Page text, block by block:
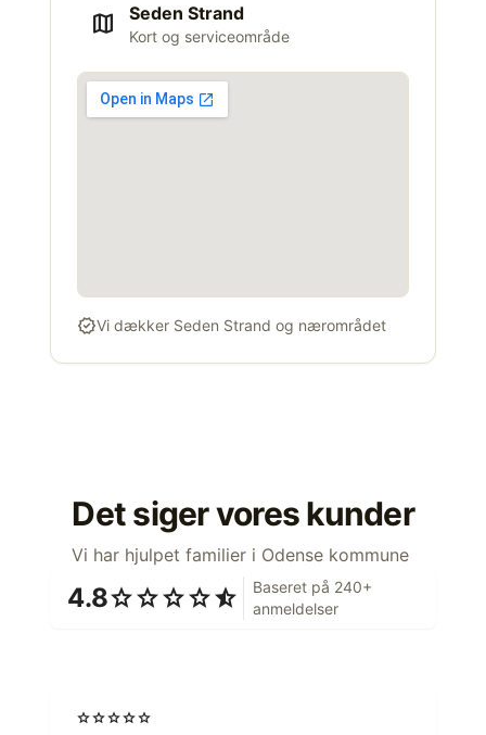
map Seden Strand
Kort og serviceområde
verifiedVi dækker Seden Strand og nærområdet
Det siger vores kunder
Vi har hjulpet familier i Odense kommune
4.8starstarstarstarstar_half
Baseret på 240+
anmeldelser
starstarstarstarstar